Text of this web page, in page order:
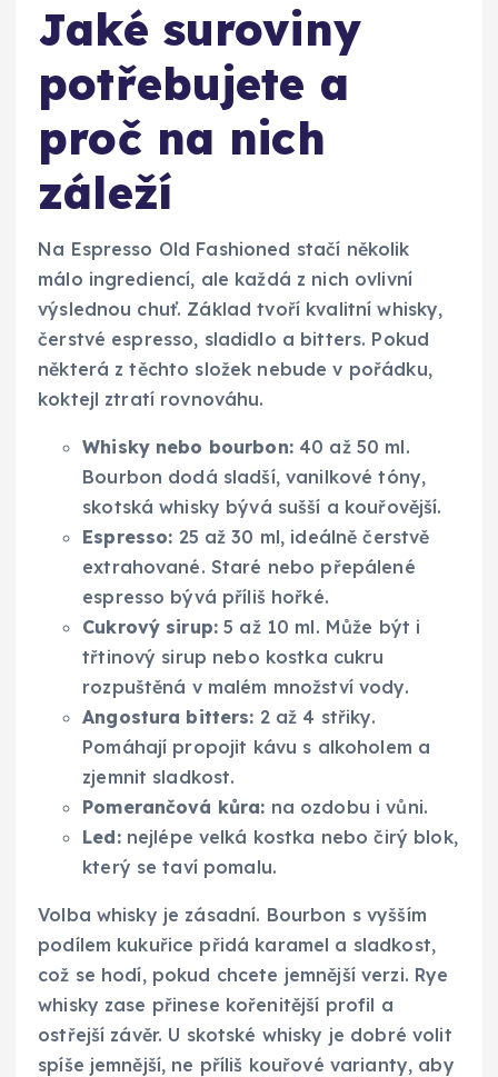
Jaké suroviny
potřebujete a
proč na nich
záleží
Na Espresso Old Fashioned stačí několik
málo ingrediencí, ale každá z nich ovlivní
výslednou chuť. Základ tvoří kvalitní whisky,
čerstvé espresso, sladidlo a bitters. Pokud
některá z těchto složek nebude v pořádku,
koktejl ztratí rovnováhu.
Whisky nebo bourbon:40 až 50 ml.
Bourbon dodá sladší, vanilkové tóny,
skotská whisky bývá sušší a kouřovější.
Espresso: 25 až 30 ml, ideálně čerstvě
extrahované. Staré nebo přepálené
espresso bývá příliš hořké.
Cukrový sirup: 5 až 10 ml. Může být i
třtinový sirup nebo kostka cukru
rozpuštěná v malém množství vody.
Angostura bitters: 2 až 4 střiky.
Pomáhají propojit kávu s alkoholem a
zjemnit sladkost.
Pomerančová kůra: na ozdobu i vůni.
Led:nejlépe velká kostka nebo čirý blok,
který se taví pomalu.
Volba whisky je zásadní. Bourbon s vyšším
podílem kukuřice přidá karamel a sladkost,
což se hodí, pokud chcete jemnější verzi. Rye
whisky zase přinese kořenitější profil a
ostřejší závěr. U skotské whisky je dobré volit
spíše jemnější, ne příliš kouřové varianty, aby